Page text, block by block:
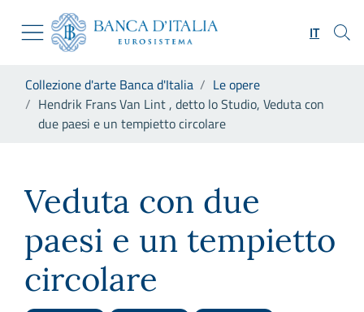
Skip to Main Content
Vai al sito istituzionale
Vai al menu di navigazione
Vai alla ricerca
Vai al footer
IT
Collezione d'arte Banca d'Italia
Le opere
Hendrik Frans Van Lint , detto lo Studio, Veduta con
due paesi e un tempietto circolare
Veduta con due
paesi e un tempietto
circolare